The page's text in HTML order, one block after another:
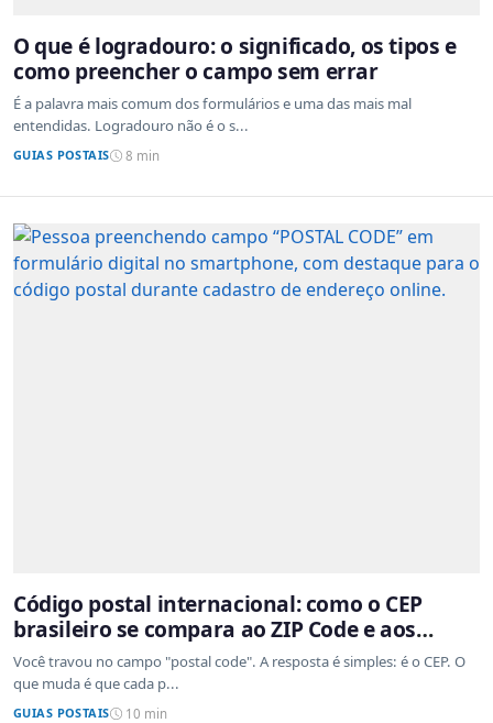
O que é logradouro: o significado, os tipos e
como preencher o campo sem errar
É a palavra mais comum dos formulários e uma das mais mal
entendidas. Logradouro não é o s...
GUIAS POSTAIS 8 min
Código postal internacional: como o CEP
brasileiro se compara ao ZIP Code e aos
sistemas de outros países
Você travou no campo "postal code". A resposta é simples: é o CEP. O
que muda é que cada p...
GUIAS POSTAIS 10 min